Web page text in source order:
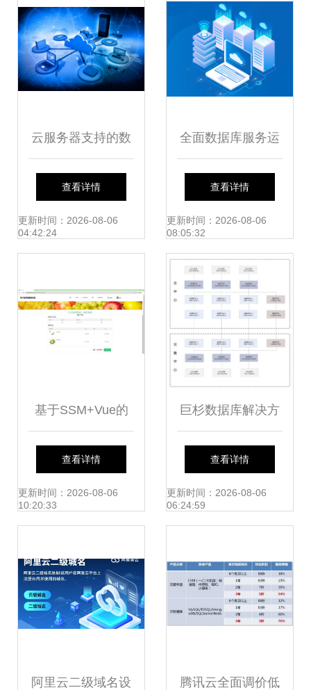
云服务器支持的数
据库服务详解
查看详情
更新时间：2026-08-06
04:42:24
全面数据库服务运
维指南 故障修复与
安全加固的实战策
略
查看详情
更新时间：2026-08-06
08:05:32
基于SSM+Vue的
农产品供销服务系
统设计与实现
查看详情
更新时间：2026-08-06
10:20:33
巨杉数据库解决方
案 SequoiaDB分布
式数据库的核心价
查看详情
更新时间：2026-08-06
06:24:59
阿里云二级域名设 腾讯云全面调价低